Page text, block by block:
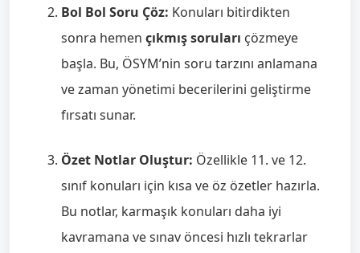
Bol Bol Soru Çöz: Konuları bitirdikten
sonra hemen çıkmış soruları çözmeye
başla. Bu, ÖSYM’nin soru tarzını anlamana
ve zaman yönetimi becerilerini geliştirme
fırsatı sunar.
Özet Notlar Oluştur: Özellikle 11. ve 12.
sınıf konuları için kısa ve öz özetler hazırla.
Bu notlar, karmaşık konuları daha iyi
kavramana ve sınav öncesi hızlı tekrarlar